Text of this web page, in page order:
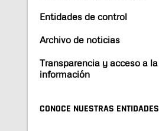
Entidades de control
Archivo de noticias
Transparencia y acceso a la
información
CONOCE NUESTRAS ENTIDADES